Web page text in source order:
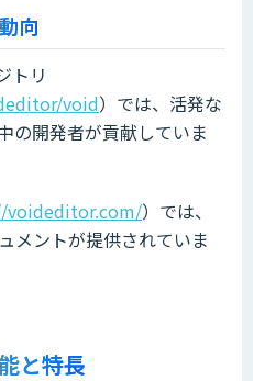
向
トリ
void）では、活発な
の開発者が貢献していま
voideditor.com/）では、
メントが提供されていま
と特長